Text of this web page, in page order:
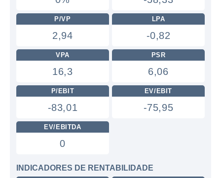
P/VP
2,94
LPA
-0,82
VPA
16,3
PSR
6,06
P/EBIT
-83,01
EV/EBIT
-75,95
EV/EBITDA
0
INDICADORES DE RENTABILIDADE